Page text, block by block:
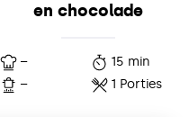
en chocolade
–
15 min
–
1 Porties